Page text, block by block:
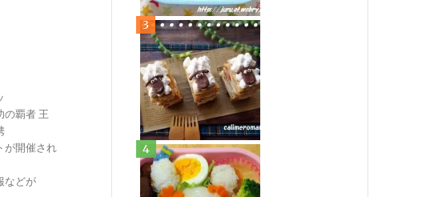
の覇者 王
が開催され
などが